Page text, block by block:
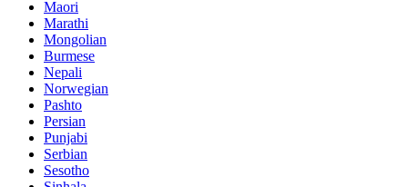
Maori
Marathi
Mongolian
Burmese
Nepali
Norwegian
Pashto
Persian
Punjabi
Serbian
Sesotho